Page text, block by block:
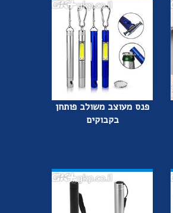
פנס מעוצב משולב פותחן
בקבוקים